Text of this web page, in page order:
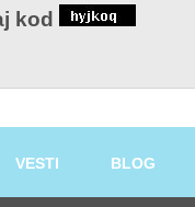
kod
VESTI BLOG